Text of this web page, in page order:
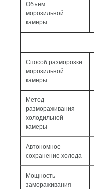
Объем
морозильной
камеры
Способ разморозки
морозильной
камеры
Метод
размораживания
холодильной
камеры
Автономное
сохранение холода
Мощность
замораживания